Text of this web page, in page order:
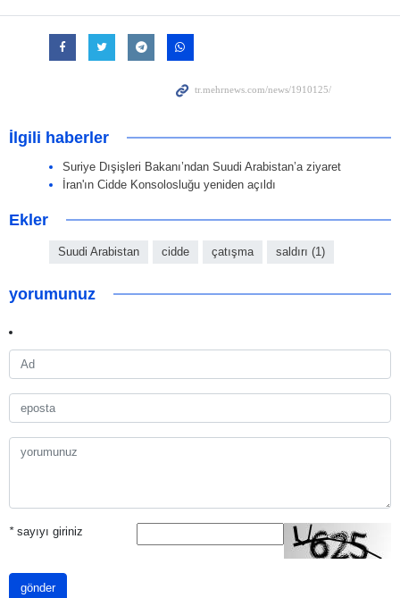
İlgili haberler
Suriye Dışişleri Bakanı’ndan Suudi Arabistan’a ziyaret
İran'ın Cidde Konsolosluğu yeniden açıldı
Ekler
Suudi Arabistan cidde çatışma saldırı (1)
yorumunuz
*sayıyı giriniz
gönder